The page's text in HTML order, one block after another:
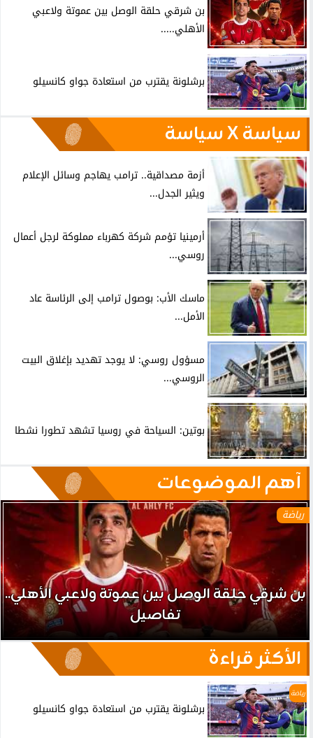
بن شرقي حلقة الوصل بين عموتة ولاعبي
الأهلي.....
برشلونة يقترب من استعادة جواو كانسيلو
سياسة X سياسة
أزمة مصداقية.. ترامب يهاجم وسائل الإعلام
ويثير الجدل...
أرمينيا تؤمم شركة كهرباء مملوكة لرجل أعمال
روسي...
ماسك الأب: بوصول ترامب إلى الرئاسة عاد
الأمل...
مسؤول روسي: لا يوجد تهديد بإغلاق البيت
الروسي...
بوتين: السياحة في روسيا تشهد تطورا نشطا
آهم الموضوعات
رياضة
بن شرقي حلقة الوصل بين عموتة ولاعبي الأهلي..
تفاصيل
الأكثر قراءة
رياضة
برشلونة يقترب من استعادة جواو كانسيلو